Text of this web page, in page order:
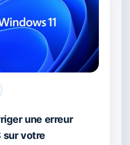
une erreur
votre